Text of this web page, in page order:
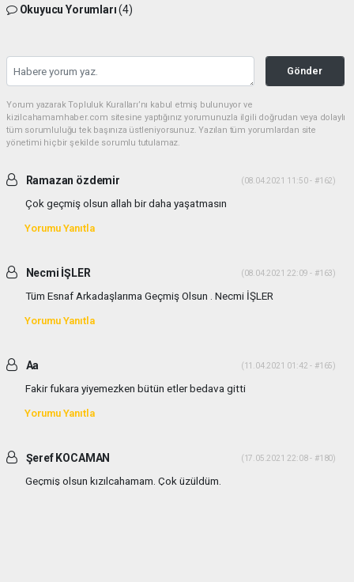
Okuyucu Yorumları(4)
Gönder
Yorum yazarak Topluluk Kuralları’nı kabul etmiş bulunuyor ve
kizilcahamamhaber.com sitesine yaptığınız yorumunuzla ilgili doğrudan veya dolaylı
tüm sorumluluğu tek başınıza üstleniyorsunuz. Yazılan tüm yorumlardan site
yönetimi hiçbir şekilde sorumlu tutulamaz.
Ramazan özdemir (08.04.2021 11:50 - #162)
Çok geçmiş olsun allah bir daha yaşatmasın
Yorumu Yanıtla
Necmi İŞLER (08.04.2021 22:09 - #163)
Tüm Esnaf Arkadaşlarıma Geçmiş Olsun . Necmi İŞLER
Yorumu Yanıtla
Aa (11.04.2021 01:42 - #165)
Fakir fukara yiyemezken bütün etler bedava gitti
Yorumu Yanıtla
Şeref KOCAMAN (17.05.2021 22:08 - #180)
Geçmiş olsun kızılcahamam. Çok üzüldüm.